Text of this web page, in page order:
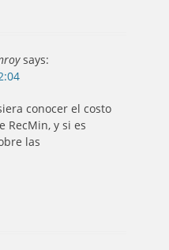
says:
conocer el costo
RecMin, y si es
las